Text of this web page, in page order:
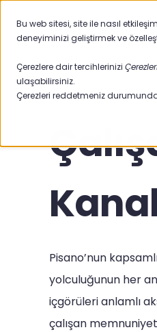
Bu web sitesi, site ile nasıl
deneyiminizi geliştirmek ve
Çerezlere dair tercihlerinizi
ulaşabilirsiniz.
Çerezleri reddetmeniz
Pisano’nun
yolculuğunun her
içgörüleri anlamlı
çalışan